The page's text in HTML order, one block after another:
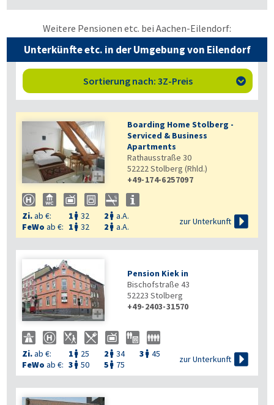
Weitere Pensionen etc. bei Aachen-Eilendorf:
Unterkünfte etc. in der Umgebung von Eilendorf
Sortierung nach: 3Z-Preis 

Boarding Home Stolberg -
Serviced & Business
Apartments
Rathausstraße 30
52222Stolberg (Rhld.)
+49-174-6257097
Zi.ab €: 1  32 2  a.A.
FeWo ab €: 1  32 2  a.A.
zur Unterkunft 

Pension Kiek in
Bischofstraße 43
52223 Stolberg
+49-2403-31570
Zi.ab €: 1  25 2  34 3  45
FeWo ab €: 3  50 5  75
zur Unterkunft 